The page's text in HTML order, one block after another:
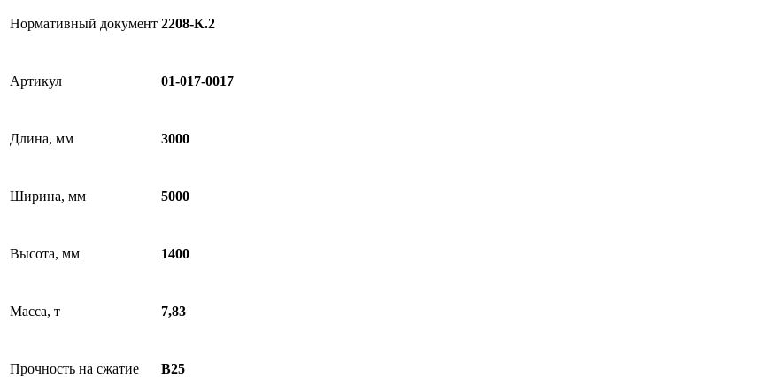
Нормативный документ 2208-К.2
Артикул 01-017-0017
Длина, мм 3000
Ширина, мм 5000
Высота, мм 1400
Масса, т 7,83
Прочность на сжатие B25